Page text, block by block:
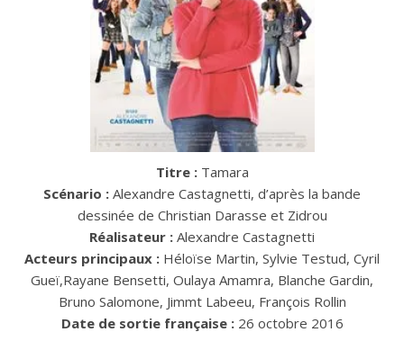
Titre : Tamara
Scénario : Alexandre Castagnetti, d’après la bande
dessinée de Christian Darasse et Zidrou
Réalisateur : Alexandre Castagnetti
Acteurs principaux : Héloïse Martin, Sylvie Testud, Cyril
Gueï,Rayane Bensetti, Oulaya Amamra, Blanche Gardin,
Bruno Salomone, Jimmt Labeeu, François Rollin
Date de sortie française : 26 octobre 2016